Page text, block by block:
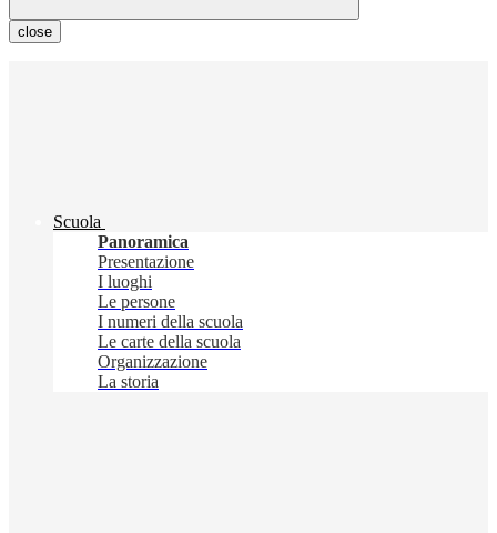
close
Scuola
Panoramica
Presentazione
I luoghi
Le persone
I numeri della scuola
Le carte della scuola
Organizzazione
La storia